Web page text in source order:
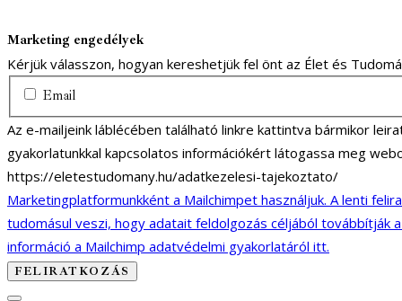
Marketing engedélyek
Kérjük válasszon, hogyan kereshetjük fel önt az Élet és
Email
Az e-mailjeink láblécében található linkre kattintva bármikor
gyakorlatunkkal kapcsolatos információkért látogassa meg
https://eletestudomany.hu/adatkezelesi-tajekoztato/
Marketingplatformunkként a Mailchimpet használjuk. A lenti
tudomásul veszi, hogy adatait feldolgozás céljából továbbítják
információ a Mailchimp adatvédelmi gyakorlatáról itt.